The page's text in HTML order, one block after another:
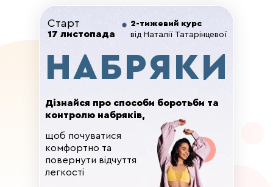
Дізнайся про способи боротьби та
контролю набряків,
НАБРЯКИ
щоб почуватися
комфортно та
повернути відчуття
легкості
Старт
17 листопада
2-тижевий курс
від Наталії Татарінцевої